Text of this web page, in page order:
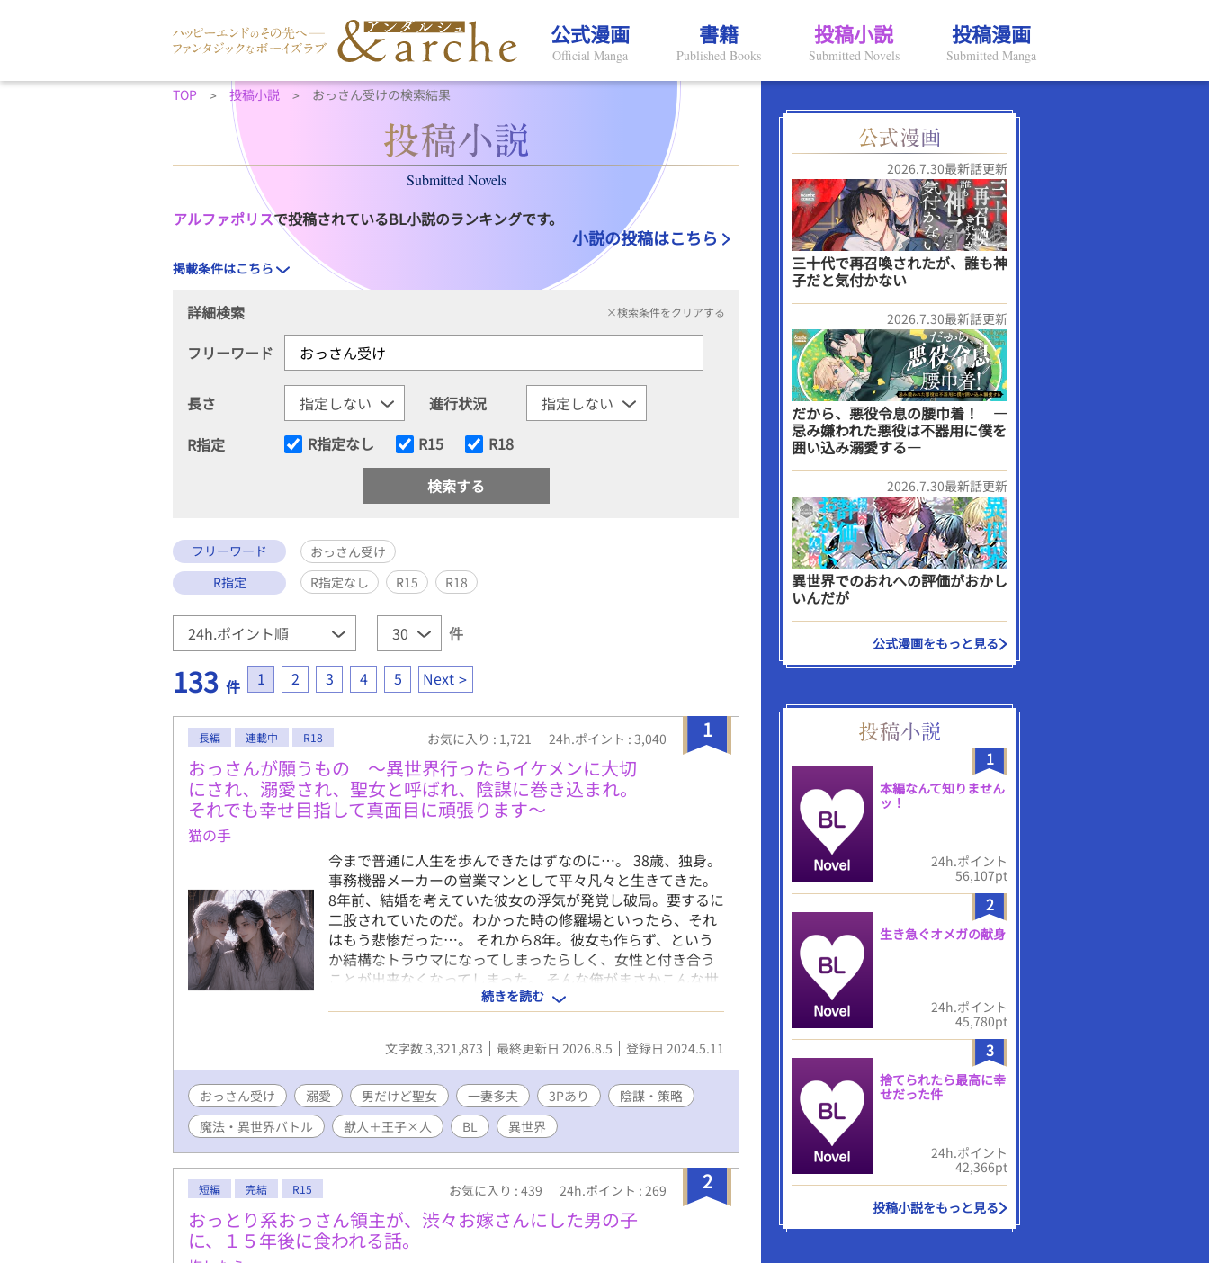
公式漫画
Official Manga
書籍
Published Books
投稿小説
Submitted Novels
投稿漫画
Submitted Manga
TOP 投稿小説 おっさん受けの検索結果
Submitted Novels
アルファポリスで投稿されているBL小説のランキングです。
小説の投稿はこちら
掲載条件はこちら
詳細検索 ×検索条件をクリアする
フリーワード
長さ
進行状況
R指定
R指定なし R15 R18
フリーワード
おっさん受け
R指定
R指定なし R15 R18
件
133 件 1 2 3 4 5 Next
1
長編 連載中 R18 お気に入り : 1,721 24h.ポイント : 3,040
おっさんが願うもの 〜異世界行ったらイケメンに大切
にされ、溺愛され、聖女と呼ばれ、陰謀に巻き込まれ。
それでも幸せ目指して真面目に頑張ります〜
猫の手
今まで普通に人生を歩んできたはずなのに…。 38歳、独身。
事務機器メーカーの営業マンとして平々凡々と生きてきた。
8年前、結婚を考えていた彼女の浮気が発覚し破局。要するに
二股されていたのだ。わかった時の修羅場といったら、それ
はもう悲惨だった…。 それから8年。彼女も作らず、という
か結構なトラウマになってしまったらしく、女性と付き合う
ことが出来なくなってしまった。 そんな俺がまさかこんな世
界に放り込まれるなんて。 俺は目の前で片膝を付いて手を差
し出している男の顔をマジマジと見つめる。 どう見たってこ
れは求愛だろう。 なんで俺が…。 ※初投稿です。 ※異世界も
のですが、その世界観を知ってもらうために、説明に近い文
す。 ※「小説家になろう」にも数話遅れて投稿しています。
続きを読む
文字数 3,321,873 最終更新日 2026.8.5 登録日 2024.5.11
おっさん受け 溺愛 男だけど聖女 一妻多夫 3Pあり
陰謀・策略
魔法・異世界バトル
獣人＋王子×人 BL 異世界
2
短編 完結 R15 お気に入り : 439 24h.ポイント : 269
おっとり系おっさん領主が、渋々お嫁さんにした男の子
に、１５年後に食われる話。
2026.7.30最新話更新
三十代で再召喚されたが、誰も神
子だと気付かない
2026.7.30最新話更新
だから、悪役令息の腰巾着！ ―
忌み嫌われた悪役は不器用に僕を
囲い込み溺愛する―
2026.7.30最新話更新
異世界でのおれへの評価がおかし
いんだが
公式漫画をもっと見る
1
本編なんて知りません
ッ！
24h.ポイント
56,107pt
2
生き急ぐオメガの献身
24h.ポイント
45,780pt
3
捨てられたら最高に幸
せだった件
24h.ポイント
42,366pt
投稿小説をもっと見る